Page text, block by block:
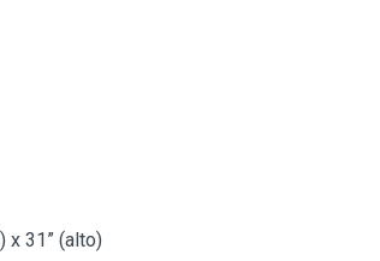
x 31” (alto)